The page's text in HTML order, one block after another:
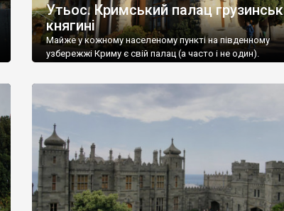
Утьос. Кримський палац
княгині
Майже у кожному населеному пункті на південному
узбережжі Криму є свій палац (а часто і не один).